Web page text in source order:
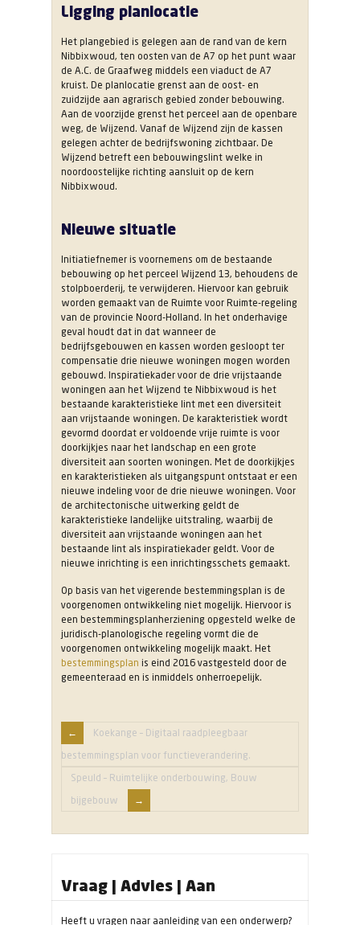
Ligging planlocatie
Het plangebied is gelegen aan de rand van de kern
Nibbixwoud, ten oosten van de A7 op het punt waar
de A.C. de Graafweg middels een viaduct de A7
kruist. De planlocatie grenst aan de oost- en
zuidzijde aan agrarisch gebied zonder bebouwing.
Aan de voorzijde grenst het perceel aan de openbare
weg, de Wijzend. Vanaf de Wijzend zijn de kassen
gelegen achter de bedrijfswoning zichtbaar. De
Wijzend betreft een bebouwingslint welke in
noordoostelijke richting aansluit op de kern
Nibbixwoud.
Nieuwe situatie
Initiatiefnemer is voornemens om de bestaande
bebouwing op het perceel Wijzend 13, behoudens de
stolpboerderij, te verwijderen. Hiervoor kan gebruik
worden gemaakt van de Ruimte voor Ruimte-regeling
van de provincie Noord-Holland. In het onderhavige
geval houdt dat in dat wanneer de
bedrijfsgebouwen en kassen worden gesloopt ter
compensatie drie nieuwe woningen mogen worden
gebouwd. Inspiratiekader voor de drie vrijstaande
woningen aan het Wijzend te Nibbixwoud is het
bestaande karakteristieke lint met een diversiteit
aan vrijstaande woningen. De karakteristiek wordt
gevormd doordat er voldoende vrije ruimte is voor
doorkijkjes naar het landschap en een grote
diversiteit aan soorten woningen. Met de doorkijkjes
en karakteristieken als uitgangspunt ontstaat er een
nieuwe indeling voor de drie nieuwe woningen. Voor
de architectonische uitwerking geldt de
karakteristieke landelijke uitstraling, waarbij de
diversiteit aan vrijstaande woningen aan het
bestaande lint als inspiratiekader geldt. Voor de
nieuwe inrichting is een inrichtingsschets gemaakt.
Op basis van het vigerende bestemmingsplan is de
voorgenomen ontwikkeling niet mogelijk. Hiervoor is
een bestemmingsplanherziening opgesteld welke de
juridisch-planologische regeling vormt die de
voorgenomen ontwikkeling mogelijk maakt. Het
bestemmingsplan is eind 2016 vastgesteld door de
gemeenteraad en is inmiddels onherroepelijk.
Koekange – Digitaal raadpleegbaar
bestemmingsplan voor functieverandering.
Speuld – Ruimtelijke onderbouwing, Bouw
bijgebouw
Vraag | Advies | Aan
Heeft u vragen naar aanleiding van een onderwerp?